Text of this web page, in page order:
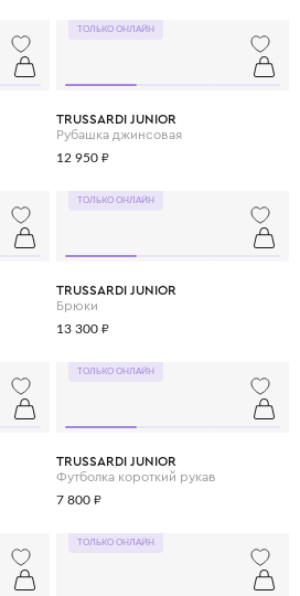
ТОЛЬКО ОНЛАЙН
TRUSSARDI JUNIOR
Рубашка джинсовая
12 950 ₽
ТОЛЬКО ОНЛАЙН
TRUSSARDI JUNIOR
Брюки
13 300 ₽
ТОЛЬКО ОНЛАЙН
TRUSSARDI JUNIOR
Футболка короткий рукав
7 800 ₽
ТОЛЬКО ОНЛАЙН